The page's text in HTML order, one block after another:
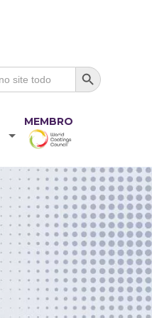
Search Button
MEMBRO